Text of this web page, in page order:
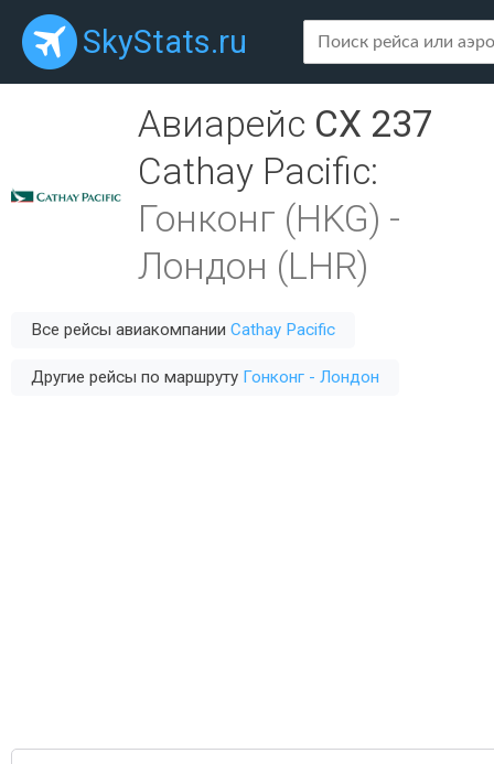
SkyStats.ru
Авиарейс CX 237
Cathay Pacific:
Гонконг (HKG) -
Лондон (LHR)
Все рейсы авиакомпании Cathay Pacific
Другие рейсы по маршруту Гонконг - Лондон